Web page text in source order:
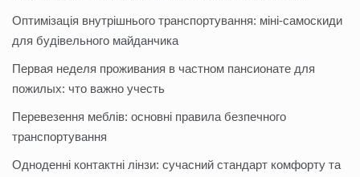
Оптимізація внутрішнього транспортування: міні-самоскиди
для будівельного майданчика
Первая неделя проживания в частном пансионате для
пожилых: что важно учесть
Перевезення меблів: основні правила безпечного
транспортування
Одноденні контактні лінзи: сучасний стандарт комфорту та